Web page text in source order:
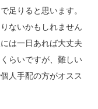
足りると思います。
ないかもしれません
は一日あれば大丈夫
らいですが、難しい
人手配の方がオスス